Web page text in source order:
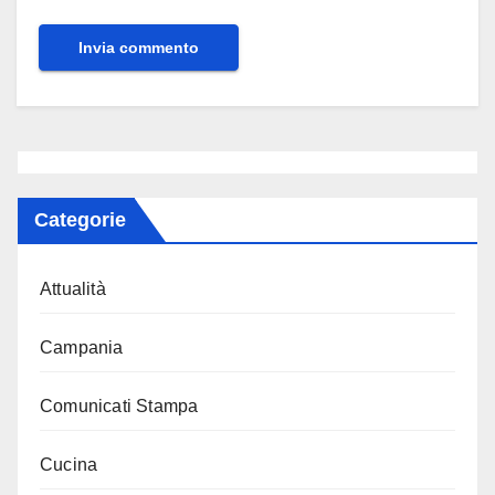
Categorie
Attualità
Campania
Comunicati Stampa
Cucina